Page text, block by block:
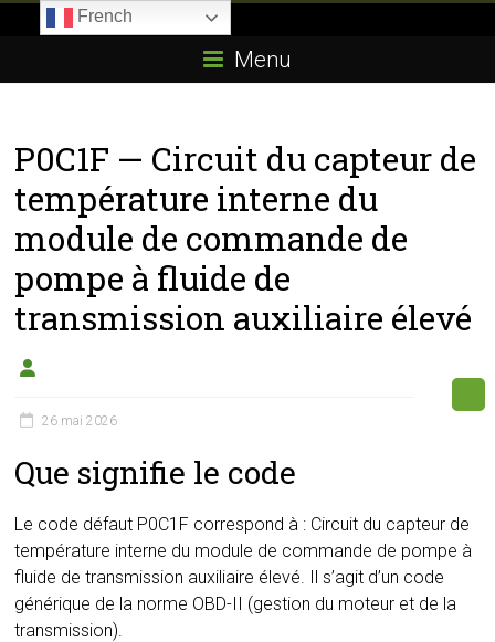
E85.com
passion
boîtier
éthanol
Menu
P0C1F — Circuit du capteur de
température interne du
module de commande de
pompe à fluide de
transmission auxiliaire élevé
26 mai 2026
Que signifie le code
Le code défaut P0C1F correspond à : Circuit du capteur de
température interne du module de commande de pompe à
fluide de transmission auxiliaire élevé. Il s’agit d’un code
générique de la norme OBD-II (gestion du moteur et de la
transmission).
French